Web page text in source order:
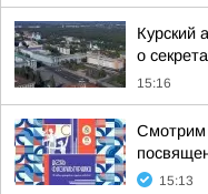
Курский
о
15:16
Смотрим
15:13